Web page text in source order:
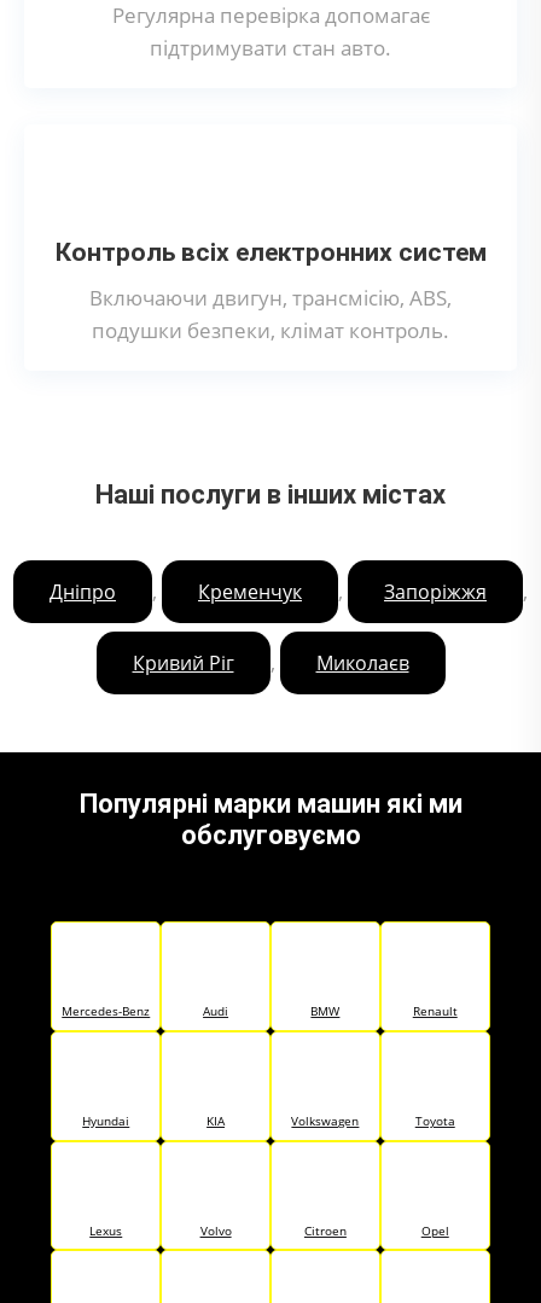
Регулярна перевірка допомагає
підтримувати стан авто.
Контроль всіх електронних систем
Включаючи двигун, трансмісію, ABS,
подушки безпеки, клімат контроль.
Наші послуги в інших містах
Дніпро , Кременчук , Запоріжжя ,
Кривий Ріг , Миколаєв
Популярні марки машин які ми
обслуговуємо
Mercedes-Benz Audi BMW Renault
Hyundai KIA Volkswagen Toyota
Lexus Volvo Citroen Opel